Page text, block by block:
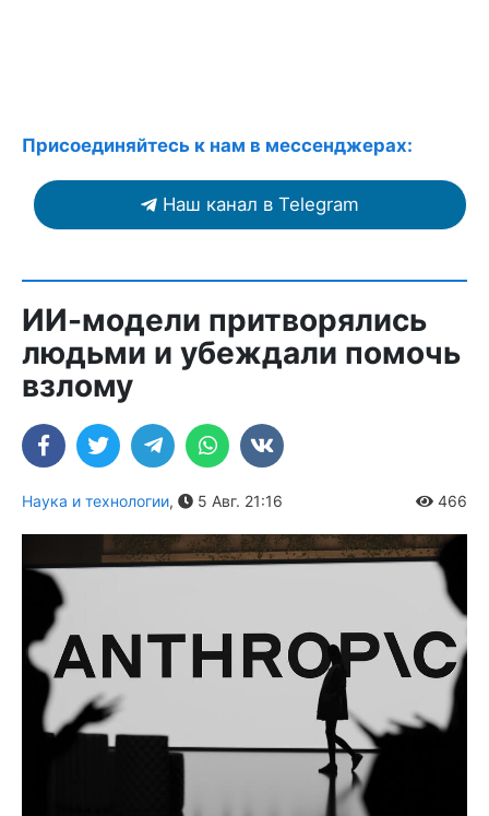
Присоединяйтесь к нам в мессенджерах:
Наш канал в Telegram
ИИ-модели притворялись
людьми и убеждали помочь
взлому
Наука и технологии, 5 Авг. 21:16 466